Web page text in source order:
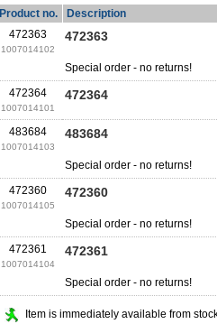
Product no.
Description
472363
1007014102
472363
Special order - no returns!
472364
1007014101
472364
483684
1007014103
483684
Special order - no returns!
472360
1007014105
472360
Special order - no returns!
472361
1007014104
472361
Special order - no returns!
Item is immediately available from